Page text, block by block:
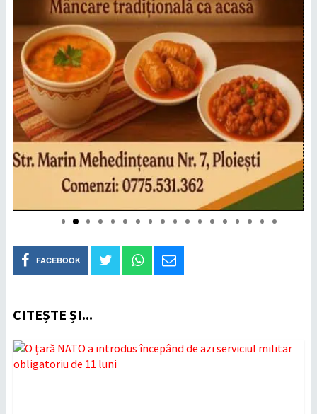
FACEBOOK
CITEȘTE ȘI...